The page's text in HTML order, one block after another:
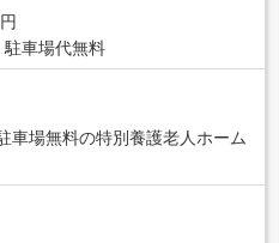
車場代無料
車場無料の特別養護老人ホーム